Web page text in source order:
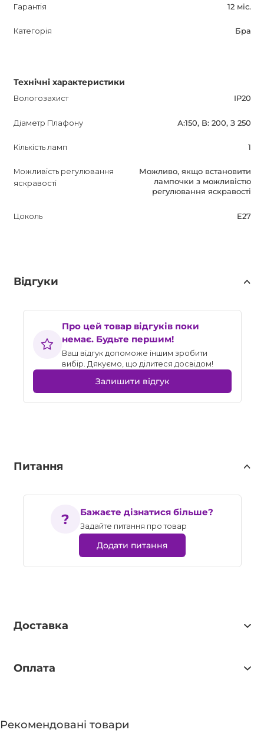
Гарантія 12 міс.
Категорія Бра
Технічні характеристики
Вологозахист IP20
Діаметр Плафону А:150, B: 200, З 250
Кількість ламп 1
Можливість регулювання
яскравості
Можливо, якщо встановити
лампочки з можливістю
регулювання яскравості
Цоколь E27
Відгуки
Про цей товар відгуків поки
немає. Будьте першим!
Ваш відгук допоможе іншим зробити
вибір. Дякуємо, що ділитеся досвідом!
Залишити відгук
Питання
Бажаєте дізнатися більше?
Задайте питання про товар
Додати питання
Доставка
Оплата
Рекомендовані товари